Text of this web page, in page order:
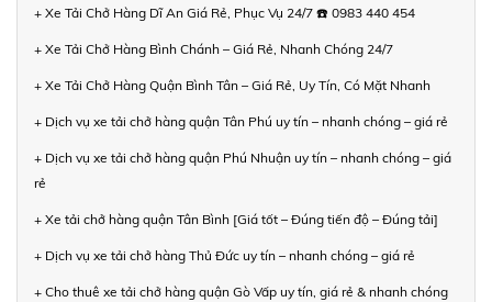
+ Xe Tải Chở Hàng Dĩ An Giá Rẻ, Phục Vụ 24/7 ☎️ 0983 440 454
+ Xe Tải Chở Hàng Bình Chánh – Giá Rẻ, Nhanh Chóng 24/7
+ Xe Tải Chở Hàng Quận Bình Tân – Giá Rẻ, Uy Tín, Có Mặt Nhanh
+ Dịch vụ xe tải chở hàng quận Tân Phú uy tín – nhanh chóng – giá rẻ
+ Dịch vụ xe tải chở hàng quận Phú Nhuận uy tín – nhanh chóng – giá
rẻ
+ Xe tải chở hàng quận Tân Bình [Giá tốt – Đúng tiến độ – Đúng tải]
+ Dịch vụ xe tải chở hàng Thủ Đức uy tín – nhanh chóng – giá rẻ
+ Cho thuê xe tải chở hàng quận Gò Vấp uy tín, giá rẻ & nhanh chóng